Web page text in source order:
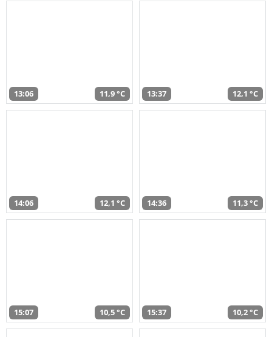
13:06 11,9 °C 13:37 12,1 °C
14:06 12,1 °C 14:36 11,3 °C
15:07 10,5 °C 15:37 10,2 °C